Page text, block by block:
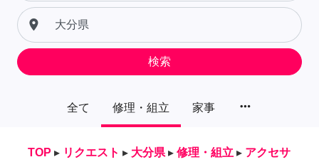
全て 修理・組立 家事 more_horiz
place
検索
TOP ▸ リクエスト ▸ 大分県 ▸ 修理・組立 ▸ アクセサ